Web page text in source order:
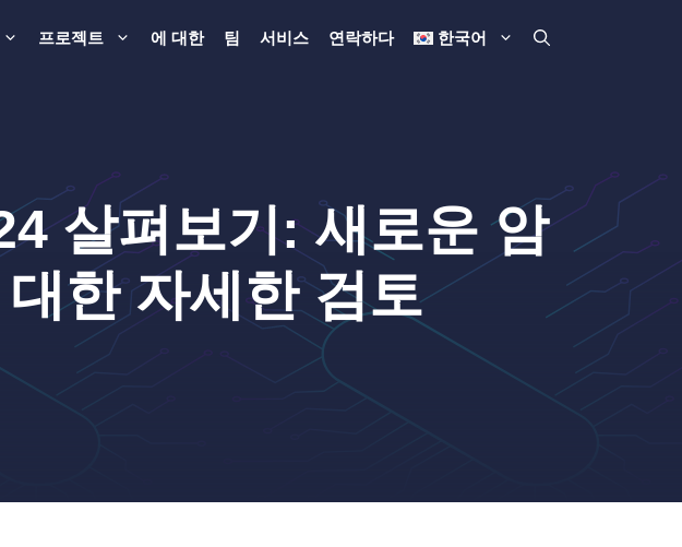
프로젝트 에 대한 팀 서비스 연락하다 한국어
살펴보기: 새로운 암
한 자세한 검토